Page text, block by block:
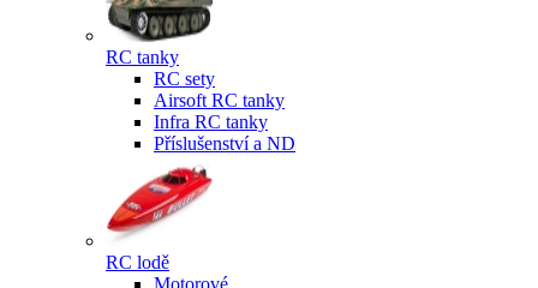
RC tanky
RC sety
Airsoft RC tanky
Infra RC tanky
Příslušenství a ND
RC lodě
Motorové